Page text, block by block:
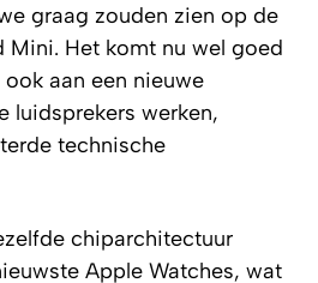
graag zouden zien op de
Mini. Het komt nu wel goed
aan een nieuwe
luidsprekers werken,
technische
chiparchitectuur
Apple Watches, wat